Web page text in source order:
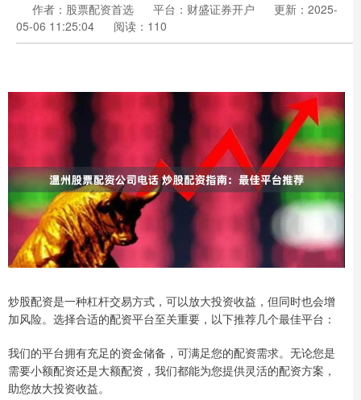
作者：股票配资首选 平台：财盛证券开户
更新：2025-
05-06 11:25:04
阅读：110
炒股配资是一种杠杆交易方式，可以放大投资收益，但同时也会增
加风险。选择合适的配资平台至关重要，以下推荐几个最佳平台：
我们的平台拥有充足的资金储备，可满足您的配资需求。无论您是
需要小额配资还是大额配资，我们都能为您提供灵活的配资方案，
助您放大投资收益。